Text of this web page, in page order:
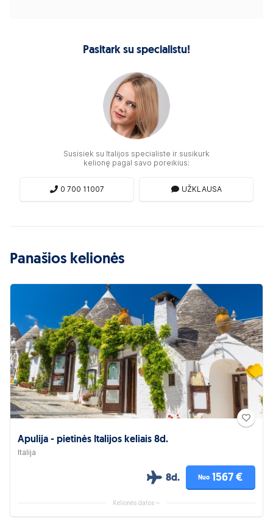
Pasitark su specialistu!
Susisiek su Italijos specialiste ir susikurk
kelionę pagal savo poreikius:
0 700 11007 UŽKLAUSA
Panašios kelionės
Apulija - pietinės Italijos keliais 8d.
Italija
8d. Nuo 1567 €
Kelionės datos